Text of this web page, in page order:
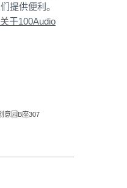
提供便利。
关于100Audio
意园B座307